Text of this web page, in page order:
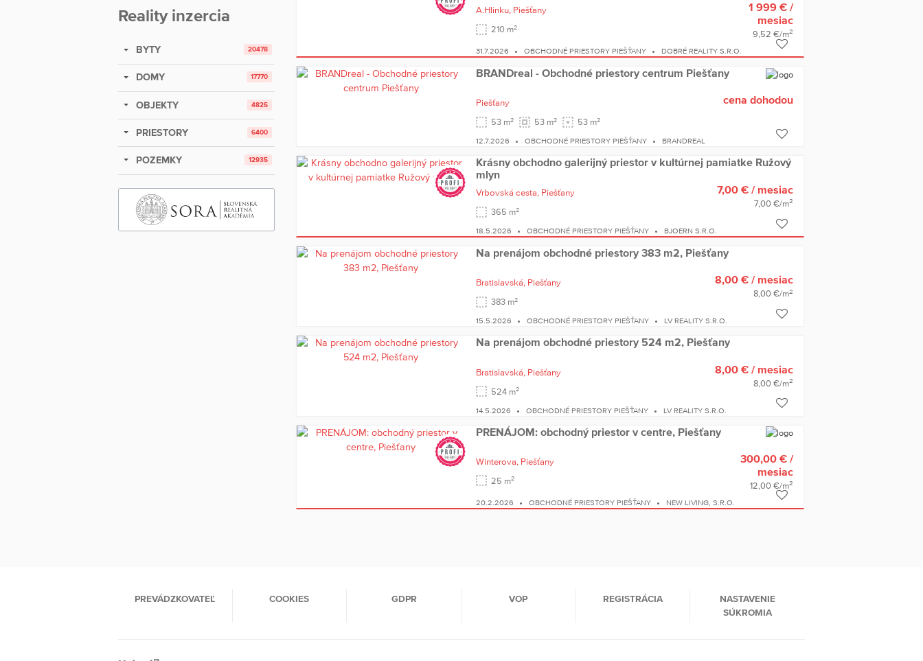
Reality inzercia
BYTY 20478
DOMY 17770
OBJEKTY 4825
PRIESTORY 6400
POZEMKY 12935
A.Hlinku, Piešťany
210 m2
1 999 €/
mesiac
9,52 €/m2
31.7.2026 OBCHODNÉ PRIESTORY PIEŠŤANY DOBRÉ REALITY S.R.O.
BRANDreal - Obchodné priestory centrum Piešťany
Piešťany
53 m2 53 m2 53 m2
cena dohodou
12.7.2026 OBCHODNÉ PRIESTORY PIEŠŤANY BRANDREAL
Krásny obchodno galerijný priestor v kultúrnej pamiatke Ružový
mlyn
Vrbovská cesta, Piešťany
365 m2
7,00 €/ mesiac
7,00 €/m2
18.5.2026 OBCHODNÉ PRIESTORY PIEŠŤANY BJOERN S.R.O.
Na prenájom obchodné priestory 383 m2, Piešťany
Bratislavská, Piešťany
383 m2
8,00 €/ mesiac
8,00 €/m2
15.5.2026 OBCHODNÉ PRIESTORY PIEŠŤANY LV REALITY S.R.O.
Na prenájom obchodné priestory 524 m2, Piešťany
Bratislavská, Piešťany
524 m2
8,00 €/ mesiac
8,00 €/m2
14.5.2026 OBCHODNÉ PRIESTORY PIEŠŤANY LV REALITY S.R.O.
PRENÁJOM: obchodný priestor v centre, Piešťany
Winterova, Piešťany
25 m2
300,00 €/
mesiac
12,00 €/m2
20.2.2026 OBCHODNÉ PRIESTORY PIEŠŤANY NEW LIVING, S.R.O.
PREVÁDZKOVATEĽ COOKIES GDPR VOP REGISTRÁCIA
NASTAVENIE
SÚKROMIA